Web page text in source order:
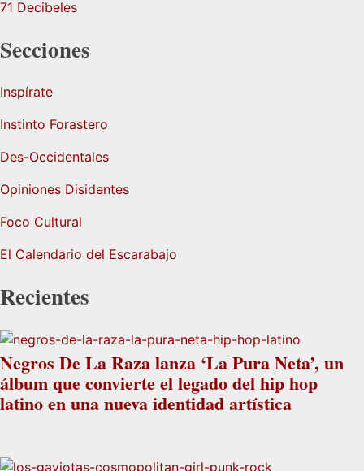
71 Decibeles
Secciones
Inspírate
Instinto Forastero
Des-Occidentales
Opiniones Disidentes
Foco Cultural
El Calendario del Escarabajo
Recientes
Negros De La Raza lanza ‘La Pura Neta’, un
álbum que convierte el legado del hip hop
latino en una nueva identidad artística